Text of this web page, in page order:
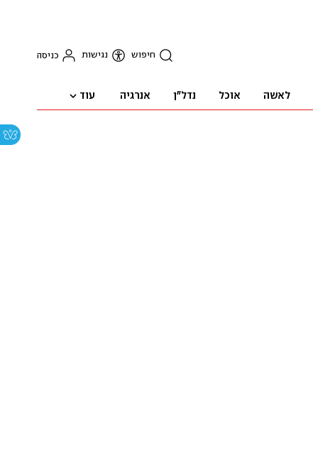
חיפוש נגישות כניסה
לאשה אוכל נדל"ן אנרגיה עוד